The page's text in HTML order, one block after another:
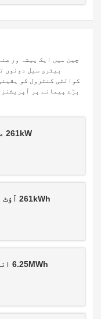
چین میں ایک پیشہ ور
بیٹری سیل دونوں
بڑے پیمانے پر
261kW مائع ٹھنڈا BESS کابینہ
261kWh آؤٹ ڈور انرجی سٹوریج کیبنٹ
6.25MWh انرجی سٹوریج کنٹینر سسٹم